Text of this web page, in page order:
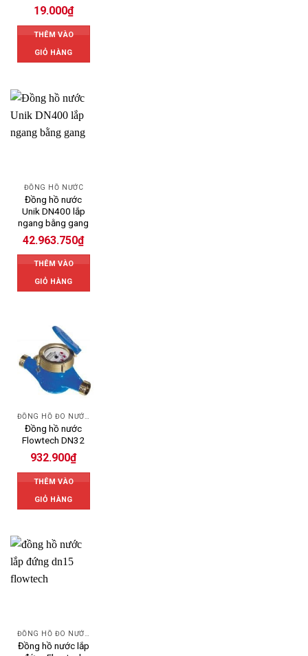
19.000₫
THÊM VÀO
GIỎ HÀNG
ĐỒNG HỒ NƯỚC
Đồng hồ nước
Unik DN400 lắp
ngang bằng gang
42.963.750₫
THÊM VÀO
GIỎ HÀNG
Đồng hồ nước
Flowtech DN32
932.900₫
THÊM VÀO
GIỎ HÀNG
Đồng hồ nước lắp